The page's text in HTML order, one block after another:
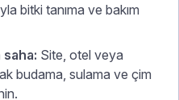
bitki tanıma ve bakım
saha: Site, otel veya
budama, sulama ve çim